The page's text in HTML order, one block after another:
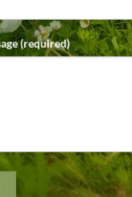
(required)